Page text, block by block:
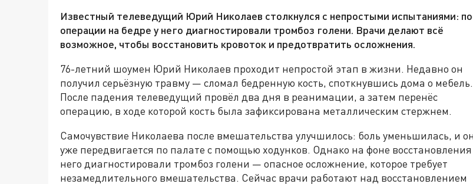
Известный телеведущий Юрий Николаев столкнулся с непростыми испытаниями:
операции на бедре у него диагностировали тромбоз голени. Врачи делают всё
возможное, чтобы восстановить кровоток и предотвратить осложнения.
76-летний шоумен Юрий Николаев проходит непростой этап в жизни. Недавно он
получил серьёзную травму — сломал бедренную кость, споткнувшись дома о мебель.
После падения телеведущий провёл два дня в реанимации, а затем перенёс
операцию, в ходе которой кость была зафиксирована металлическим стержнем.
Самочувствие Николаева после вмешательства улучшилось: боль уменьшилась, и он
уже передвигается по палате с помощью ходунков. Однако на фоне восстановления
него диагностировали тромбоз голени — опасное осложнение, которое требует
незамедлительного вмешательства. Сейчас врачи работают над восстановлением